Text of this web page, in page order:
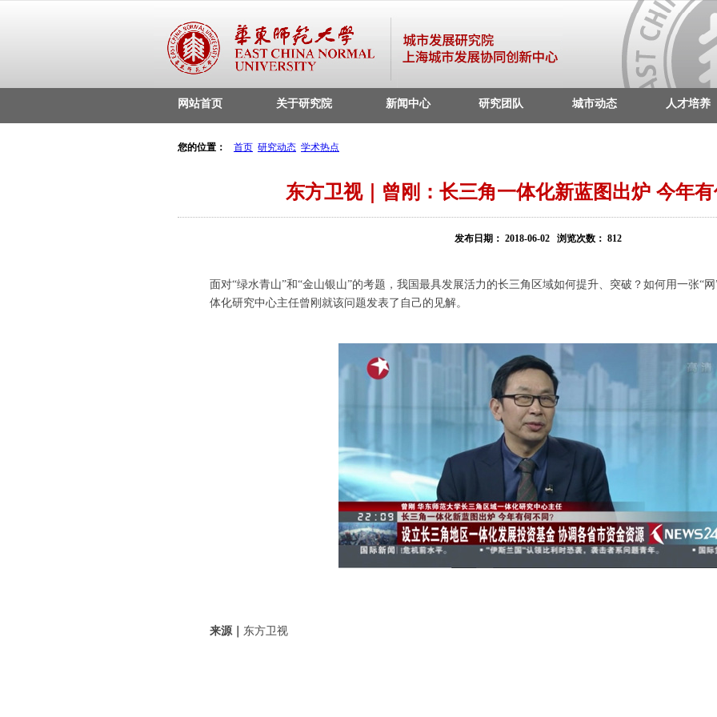
网站首页 关于研究院 新闻中心 研究团队 城市动态 人才培养
您的位置： 首页 研究动态 学术热点
东方卫视｜曾刚：长三角一体化新蓝图出炉 今年
发布日期： 2018-06-02 浏览次数： 812
面对“绿水青山”和“金山银山”的考题，我国最具发展活力的长三角区域如何提升、突破？如何用一张“
体化研究中心主任曾刚就该问题发表了自己的见解。
来源｜ 东方卫视